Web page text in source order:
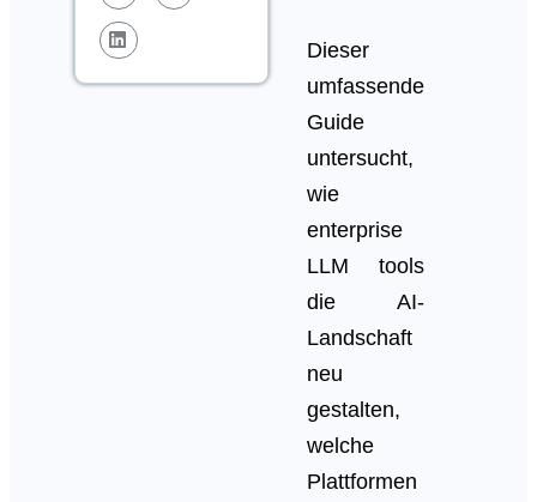
Dieser
umfassende
Guide
untersucht,
wie
enterprise
LLM tools
die AI-
Landschaft
neu
gestalten,
welche
Plattformen